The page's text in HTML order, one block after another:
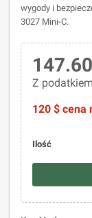
wygody i
3027 Mini-C.
Z
120 $ cena
Ilość